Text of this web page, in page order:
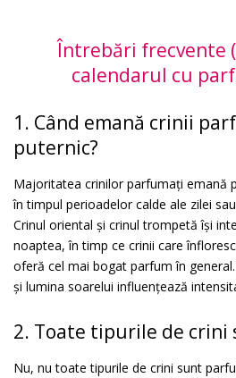
Întrebări frecvente
calendarul cu
1. Când emană crinii
puternic?
Majoritatea crinilor parfumați emană
în timpul perioadelor calde ale zilei
Crinul oriental și crinul trompetă își
noaptea, în timp ce crinii care
oferă cel mai bogat parfum în
și lumina soarelui influențează
2. Toate tipurile de crini
Nu, nu toate tipurile de crini sunt